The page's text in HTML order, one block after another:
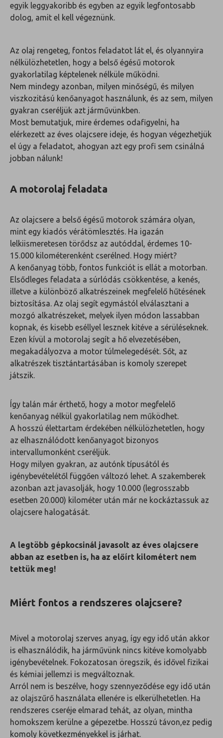
egyik leggyakoribb és egyben az egyik legfontosabb
dolog, amit el kell végeznünk.
Az olaj rengeteg, fontos feladatot lát el, és olyannyira
nélkülözhetetlen, hogy a belső égésű motorok
gyakorlatilag képtelenek nélküle működni.
Nem mindegy azonban, milyen minőségű, és milyen
viszkozitású kenőanyagot használunk, és az sem, milyen
gyakran cseréljük azt járművünkben.
Most bemutatjuk, mire érdemes odafigyelni, ha
elérkezett az éves olajcsere ideje, és hogyan végezhetjük
el úgy a feladatot, ahogyan azt egy profi sem csinálná
jobban nálunk!
A motorolaj feladata
Az olajcsere a belső égésű motorok számára olyan,
mint egy kiadós vérátömlesztés. Ha igazán
lelkiismeretesen törődsz az autóddal, érdemes 10-
15.000 kilométerenként cserélned. Hogy miért?
A kenőanyag több, fontos funkciót is ellát a motorban.
Elsődleges feladata a súrlódás csökkentése, a kenés,
illetve a különböző alkatrészeinek megfelelő hűtésének
biztosítása. Az olaj segít egymástól elválasztani a
mozgó alkatrészeket, melyek ilyen módon lassabban
kopnak, és kisebb eséllyel lesznek kitéve a sérüléseknek.
Ezen kívül a motorolaj segít a hő elvezetésében,
megakadályozva a motor túlmelegedését. Sőt, az
alkatrészek tisztántartásában is komoly szerepet
játszik.
Így talán már érthető, hogy a motor megfelelő
kenőanyag nélkül gyakorlatilag nem működhet.
A hosszú élettartam érdekében nélkülözhetetlen, hogy
az elhasználódott kenőanyagot bizonyos
intervallumonként cseréljük.
Hogy milyen gyakran, az autónk típusától és
igénybevételétől függően változó lehet. A szakemberek
azonban azt javasolják, hogy 10.000 (legrosszabb
esetben 20.000) kilométer után már ne kockáztassuk az
olajcsere halogatását.
A legtöbb gépkocsinál javasolt az éves olajcsere
abban az esetben is, ha az előírt kilométert nem
tettük meg!
Miért fontos a rendszeres olajcsere?
Mivel a motorolaj szerves anyag, így egy idő után akkor
is elhasználódik, ha járművünk nincs kitéve komolyabb
igénybevételnek. Fokozatosan öregszik, és idővel fizikai
és kémiai jellemzi is megváltoznak.
Arról nem is beszélve, hogy szennyeződése egy idő után
az olajszűrő használata ellenére is elkerülhetetlen. Ha
rendszeres cseréje elmarad tehát, az olyan, mintha
homokszem kerülne a gépezetbe. Hosszú távon,ez pedig
komoly következményekkel is járhat.